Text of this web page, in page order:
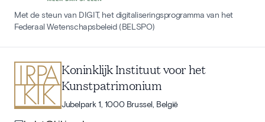
Met de steun van DIGIT, het digitaliseringsprogramma van het
Federaal Wetenschapsbeleid (BELSPO)
Koninklijk Instituut voor het
Kunstpatrimonium
Jubelpark 1, 1000 Brussel, België